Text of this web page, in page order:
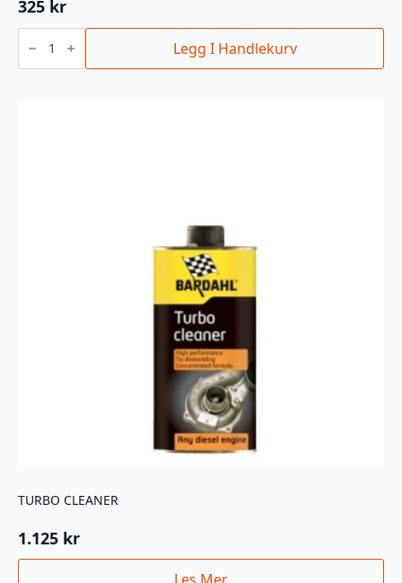
325 kr
HYDRAULIC
VALVE
CONC.
Legg I Handlekurv
TURBO CLEANER
1.125 kr